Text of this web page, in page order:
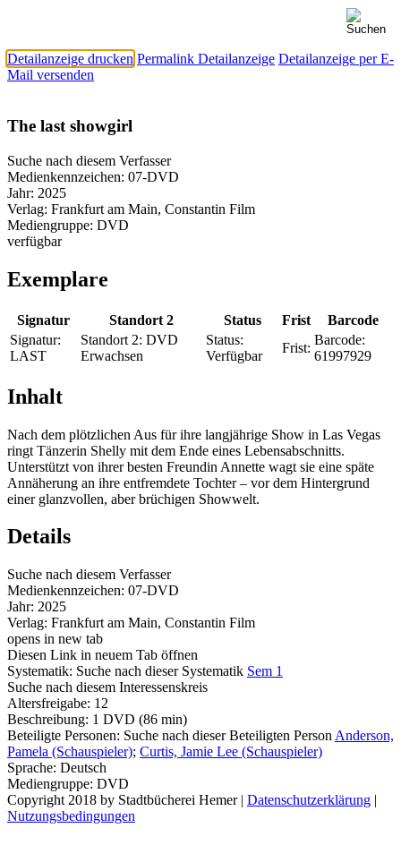
Detailanzeige drucken Permalink Detailanzeige Detailanzeige per E-
Mail versenden
The last showgirl
Suche nach diesem Verfasser
Medienkennzeichen: 07-DVD
Jahr: 2025
Verlag: Frankfurt am Main, Constantin Film
Mediengruppe: DVD
verfügbar
Exemplare
Signatur Standort 2 Status Frist
Barcode
Signatur:
LAST
Standort 2: DVD
Erwachsen
Status:
Verfügbar
Frist:
Barcode:
61997929
Inhalt
Nach dem plötzlichen Aus für ihre langjährige Show in Las Vegas
ringt Tänzerin Shelly mit dem Ende eines Lebensabschnitts.
Unterstützt von ihrer besten Freundin Annette wagt sie eine späte
Annäherung an ihre entfremdete Tochter – vor dem Hintergrund
einer glanzvollen, aber brüchigen Showwelt.
Details
Suche nach diesem Verfasser
Medienkennzeichen: 07-DVD
Jahr: 2025
Verlag: Frankfurt am Main, Constantin Film
opens in new tab
Diesen Link in neuem Tab öffnen
Systematik: Suche nach dieser Systematik Sem 1
Suche nach diesem Interessenskreis
Altersfreigabe: 12
Beschreibung: 1 DVD (86 min)
Beteiligte Personen: Suche nach dieser Beteiligten Person Anderson,
Pamela (Schauspieler); Curtis, Jamie Lee (Schauspieler)
Sprache: Deutsch
Mediengruppe: DVD
Copyright 2018 by Stadtbücherei Hemer | Datenschutzerklärung |
Nutzungsbedingungen